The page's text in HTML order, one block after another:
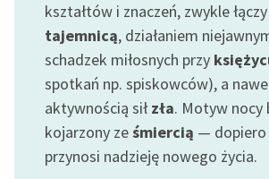
E-kolekcja lektur
szkolnych i literatury do
słuchania dla uczennic i
uczniów z
niepełnosprawnościami
Feministyczne inspiracje.
Popularyzacja
kształtów i znaczeń, zwykle
tajemnicą, działaniem
schadzek miłosnych przy
spotkań np. spiskowców), a
aktywnością siłzła. Motyw nocy
kojarzony ześmiercią — dopiero
przynosi nadzieję nowego życia.